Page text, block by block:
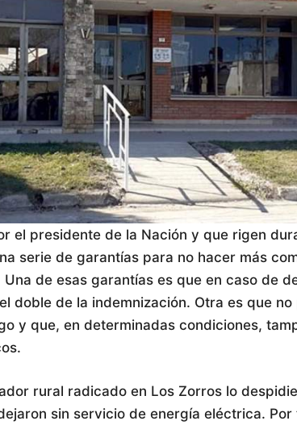
el presidente de la Nación y que rigen
serie de garantías para no hacer más
de esas garantías es que en caso de
doble de la indemnización. Otra es que no
y que, en determinadas condiciones,
rural radicado en Los Zorros lo
sin servicio de energía eléctrica. Por